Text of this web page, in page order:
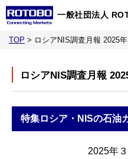
一般社団法人
当会について
TOP > ロシアNIS調査月報 2025
ロシアNIS調査月報
特集ロシア・NISの石油
2025年